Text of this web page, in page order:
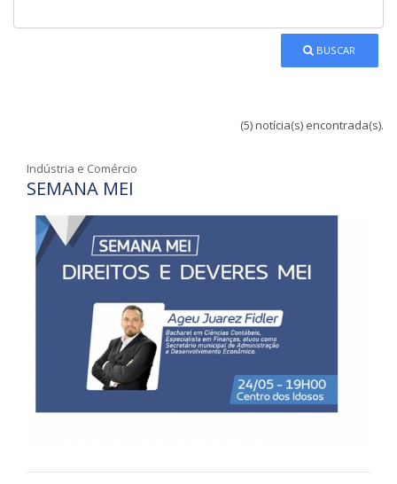
BUSCAR
(5) notícia(s) encontrada(s).
Indústria e Comércio
SEMANA MEI